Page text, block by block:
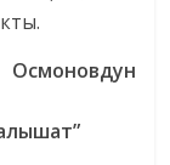
Осмоновдун